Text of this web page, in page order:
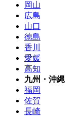
岡山
広島
山口
徳島
香川
愛媛
高知
九州・沖縄
福岡
佐賀
長崎